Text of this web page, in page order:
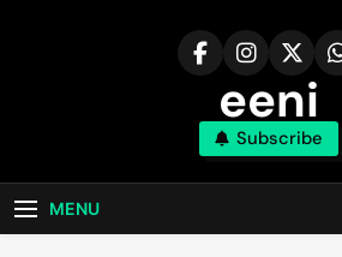
eeni
Subscribe
MENU